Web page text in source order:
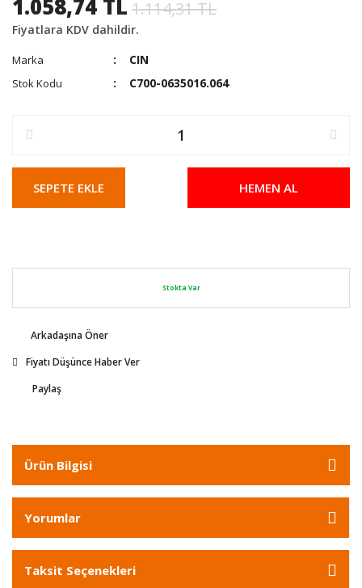
1.058,74 TL 1.114,31 TL
Fiyatlara KDV dahildir.
Marka CIN
Stok Kodu C700-0635016.064
SEPETE EKLE HEMEN AL
Stokta Var
Arkadaşına Öner
Fiyatı Düşünce Haber Ver
Paylaş
Ürün Bilgisi
Yorumlar
Taksit Seçenekleri